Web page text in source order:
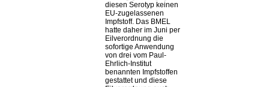
diesen Serotyp keinen
EU-zugelassenen
Impfstoff. Das BMEL
hatte daher im Juni per
Eilverordnung die
sofortige Anwendung
von drei vom Paul-
Ehrlich-Institut
benannten Impfstoffen
gestattet und diese